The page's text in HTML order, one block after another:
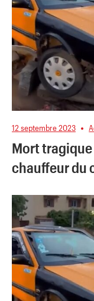
12 septembre 2023
Mort tragique
chauffeur du